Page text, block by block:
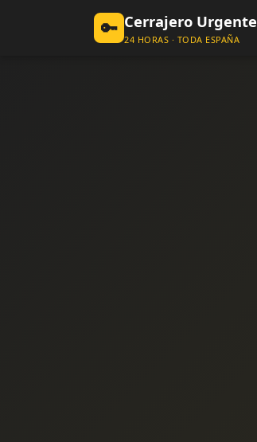
🔑 Cerrajero Urgente
24 HORAS · TODA ESPAÑA